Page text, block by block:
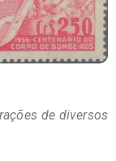
de diversos